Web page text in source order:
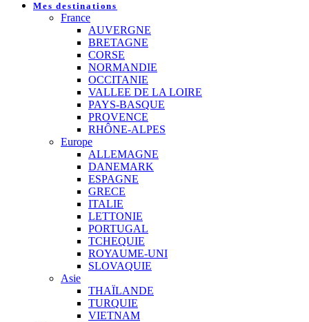
Mes destinations
France
AUVERGNE
BRETAGNE
CORSE
NORMANDIE
OCCITANIE
VALLEE DE LA LOIRE
PAYS-BASQUE
PROVENCE
RHÔNE-ALPES
Europe
ALLEMAGNE
DANEMARK
ESPAGNE
GRECE
ITALIE
LETTONIE
PORTUGAL
TCHEQUIE
ROYAUME-UNI
SLOVAQUIE
Asie
THAÏLANDE
TURQUIE
VIETNAM